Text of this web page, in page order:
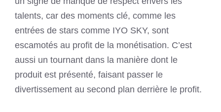
talents, car des moments clé, comme les
entrées de stars comme IYO SKY, sont
escamotés au profit de la monétisation. C’est
aussi un tournant dans la manière dont le
produit est présenté, faisant passer le
divertissement au second plan derrière le profit.